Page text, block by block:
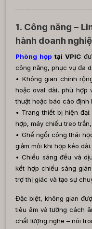
1. Công năng –
hành doanh
Phòng họp tại VPIC
công năng, phục vụ đa
• Không gian chính
hoặc oval dài, phù hợp
thuật hoặc báo cáo định
• Trang thiết bị hiện
hợp, máy chiếu treo
• Ghế ngồi công thái
giảm mỏi khi họp kéo dài.
• Chiếu sáng đều và
kết hợp chiếu sáng
trợ thị giác và tạo sự
Đặc biệt, không gian
tiêu âm và tường cách
chất lượng nghe – nói